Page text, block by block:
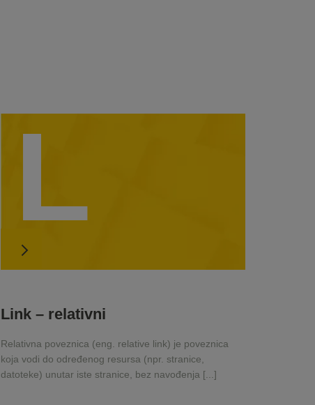
L
Link – relativni
Relativna poveznica (eng. relative link) je poveznica
koja vodi do određenog resursa (npr. stranice,
datoteke) unutar iste stranice, bez navođenja [...]